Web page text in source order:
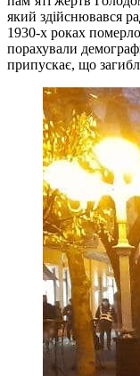
який здійснювався
1930-х роках
порахували
припускає, що